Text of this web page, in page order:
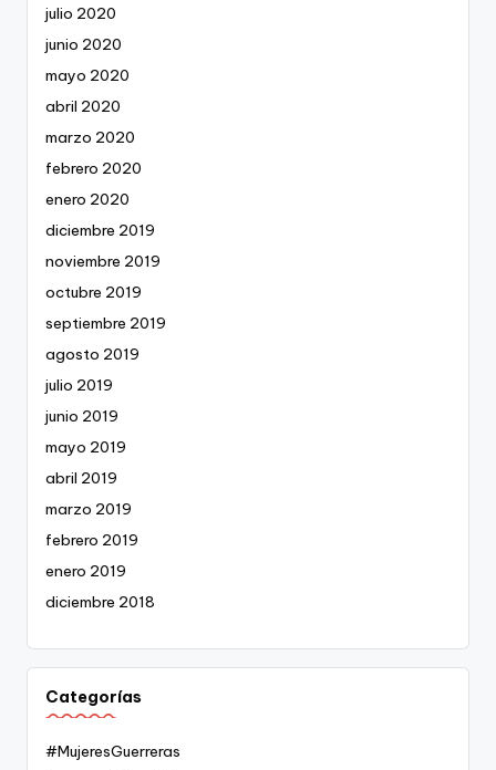
julio 2020
junio 2020
mayo 2020
abril 2020
marzo 2020
febrero 2020
enero 2020
diciembre 2019
noviembre 2019
octubre 2019
septiembre 2019
agosto 2019
julio 2019
junio 2019
mayo 2019
abril 2019
marzo 2019
febrero 2019
enero 2019
diciembre 2018
Categorías
#MujeresGuerreras